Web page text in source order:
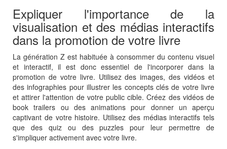
Expliquer l'importance de la
visualisation et des médias interactifs
dans la promotion de votre livre
La génération Z est habituée à consommer du contenu visuel
et interactif, il est donc essentiel de l'incorporer dans la
promotion de votre livre. Utilisez des images, des vidéos et
des infographies pour illustrer les concepts clés de votre livre
et attirer l'attention de votre public cible. Créez des vidéos de
book trailers ou des animations pour donner un aperçu
captivant de votre histoire. Utilisez des médias interactifs tels
que des quiz ou des puzzles pour leur permettre de
s'impliquer activement avec votre livre.